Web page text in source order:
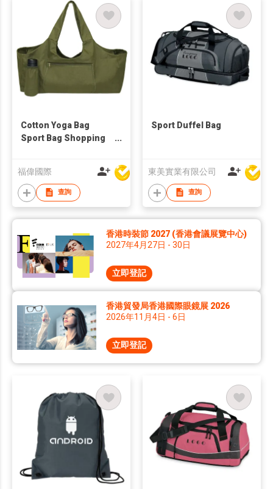
Cotton Yoga Bag
Sport Bag Shopping
福偉國際
查詢
Sport Duffel Bag
東美實業有限公司
查詢
香港時裝節 2027 (香港會議展覽中心)
2027年4月27日 - 30日
立即登記
香港貿發局香港國際眼鏡展 2026
2026年11月4日 - 6日
立即登記